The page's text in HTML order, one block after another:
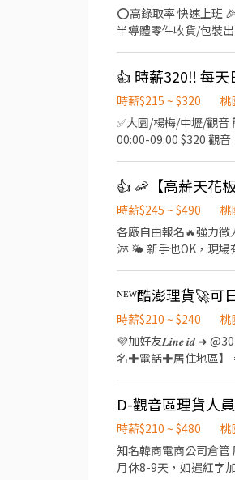
⭕高錄取率 快速上班 🎉 免經驗｜完整教育訓練
半導體零件收貨/包裝
24:00 $265(H) ⭐$46,640 含加班約$67,120 ⭐夜班 23:00-08:00 $290(H) ⭐$51,040 含加班約 $72,320 ━━━━━━━━━━ 🎁
【福利制度】 ✅ 勞保
━━━━━━━━━━ 📣【應徵
定賺高薪，現在就
電話專員優先回覆唷
👍 時薪320‼️ 每
時薪$215 ~ $320
桃
✅大園/楊梅/中壢/觀音 簡單理貨 ✅可日領全薪 週領上限一萬 ✅提供住宿 楊梅 早班09:00-
00:00-09:00 $320 觀音 早班09:00-18:00 $240 晚班16:00-01:00 $270 夜班22:00-07:00 $295 高鐵南（大園） 早班07:00-16:00
👍 🦐【高薪天花
時薪$245 ~ $490
桃
各廠自由報名🔥強力徵人中 💰日領1920~3920 / 時薪245~495 🧡工作內容： 包裝、理貨、上架、貼標、搬
淋 🌤️ 新手也OK，現場有人教 ✨ 📍上班地點（任選）： 楊梅:桃園市楊梅區和平路000號 威
15:00-00:00 晚八｜20:00-00:00 大夜｜00:00-09:00
想多存錢💰 /一起來蝦蝦倉賺一波🔥 日領全薪 / 週領最高1萬 📱加 ʟɪɴᴇ快速報名趕快
#提供住宿 #免費供餐 #日領全薪 #高額週領一萬 #蘆竹 #南崁
時薪$210 ~ $240
桃
💜加好友𝑳𝒊𝒏𝒆 𝒊𝒅 ➜
名✚電話✚居住地區】
則) ➡️【文書人員】 1.
SUM、IF)比對加減要
文書作業 ＝＝＝＝＝
接下夜班) ＝＝＝＝＝
有，堆高機津貼20 (需
時薪$210 ~ $480
桃
知名韓商電商公司倉管
月休8-9天，如遇紅字